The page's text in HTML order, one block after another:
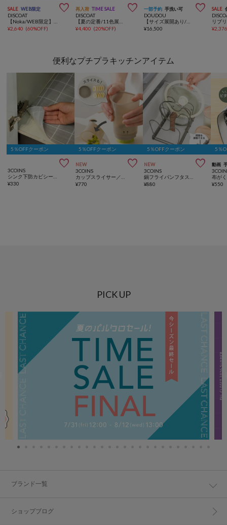
SALE WEB限定 
DISCOAT
¥2,640 (60%OFF)
再入荷 TIME SALE 
DISCOAT
¥4,400 (20%OFF)
一部予約 手洗い可 
DOUDOU
【サイズ展開あり/細見え】リヨセルデニムジャンスカ
¥16,500
SALE
¥
便利なプチプラキッチンアイテム
5％OFFクーポン

3COINS
¥330
5％OFFクーポン
NEW 
3COINS
¥770
5％OFFクーポン
NEW 
3COINS
¥880
5％
動画
¥550
PICK UP
ブランド一覧
ショップブログ